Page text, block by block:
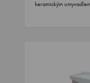
keramickým